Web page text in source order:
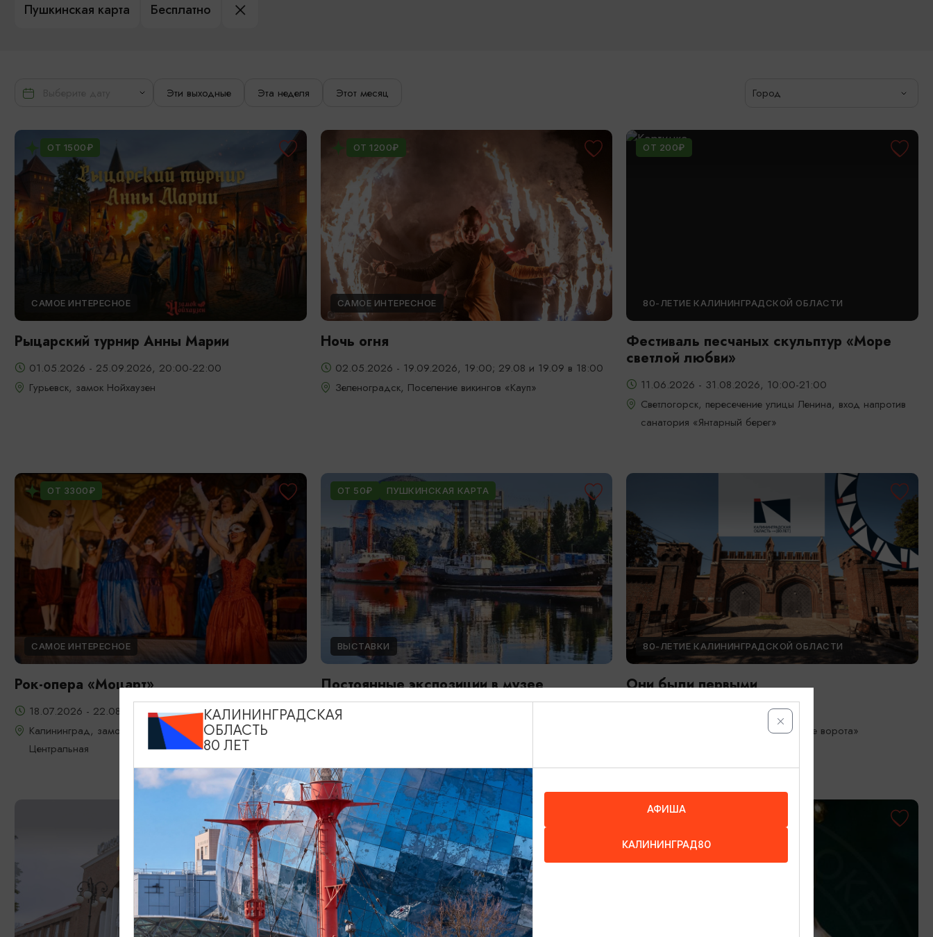
Пушкинская карта Бесплатно
Эти выходные Эта неделя Этот месяц Город
ОТ 1500₽
САМОЕ ИНТЕРЕСНОЕ
Рыцарский турнир Анны Марии
01.05.2026 - 25.09.2026, 20:00-22:00
Гурьевск, замок Нойхаузен
ОТ 1200₽
САМОЕ ИНТЕРЕСНОЕ
Ночь огня
02.05.2026 - 19.09.2026, 19:00; 29.08 и 19.09 в 18:00
Зеленоградск, Поселение викингов «Кауп»
ОТ 200₽
80-ЛЕТИЕ КАЛИНИНГРАДСКОЙ ОБЛАСТИ
Фестиваль песчаных скульптур «Море
светлой любви»
11.06.2026 - 31.08.2026, 10:00-21:00
Светлогорск, пересечение улицы Ленина, вход напротив
санатория «Янтарный берег»
ОТ 3300₽
САМОЕ ИНТЕРЕСНОЕ
Рок-опера «Моцарт»
18.07.2026 - 22.08.2026, 18:00, 7.08 и 22.08 в 17:00
Калининград, замок Шаакен, пос. Некрасово, ул.
Центральная
ОТ 50₽ ПУШКИНСКАЯ КАРТА
ВЫСТАВКИ
Постоянные экспозиции в музее
Мирового океана
80-ЛЕТИЕ КАЛИНИНГРАДСКОЙ ОБЛАСТИ
Они были первыми
Калининград, Музей «Фридландские ворота»
КАЛИНИНГРАДСКАЯ
ОБЛАСТЬ
80 ЛЕТ
АФИША
КАЛИНИНГРАД80